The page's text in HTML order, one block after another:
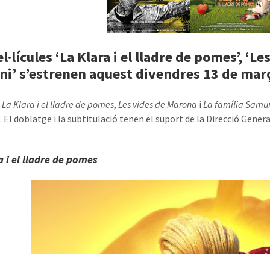
‘La Klara i el lladre de pomes’,
s’estrenen aquest divendres 13 de
La Klara i el lladre de pomes,Les vides de Marona iLa família
El doblatge i la subtitulació tenen el suport de la Direcció
i el lladre de pomes